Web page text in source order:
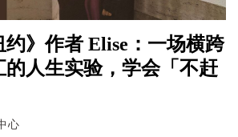
》作者 Elise：一场横跨
的人生实验，学会「不赶
心